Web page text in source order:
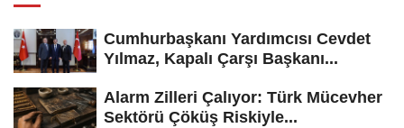
Cumhurbaşkanı Yardımcısı Cevdet
Yılmaz, Kapalı Çarşı Başkanı...
Alarm Zilleri Çalıyor: Türk Mücevher
Sektörü Çöküş Riskiyle...